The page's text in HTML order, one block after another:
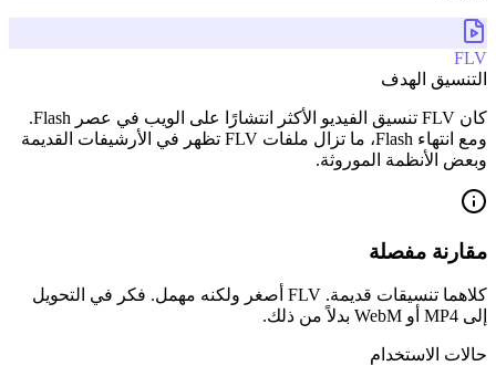
FLV
التنسيق الهدف
كان FLV تنسيق الفيديو الأكثر انتشارًا على الويب في عصر Flash.
ومع انتهاء Flash، ما تزال ملفات FLV تظهر في الأرشيفات القديمة
وبعض الأنظمة الموروثة.
مقارنة مفصلة
كلاهما تنسيقات قديمة. FLV أصغر ولكنه مهمل. فكر في التحويل
إلى MP4 أو WebM بدلاً من ذلك.
حالات الاستخدام